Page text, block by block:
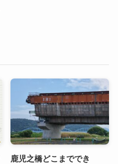
鹿児之橋どこまででき